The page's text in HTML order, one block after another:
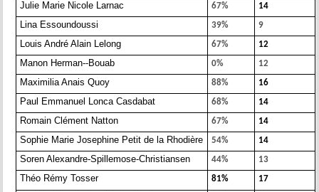
Julie Marie Nicole Larnac 67% 14
Lina Essoundoussi 39% 9
Louis André Alain Lelong 67% 12
Manon Herman--Bouab 0% 12
Maximilia Anais Quoy 88% 16
Paul Emmanuel Lonca Casdabat 68% 14
Romain Clément Natton 67% 14
Sophie Marie Josephine Petit de la Rhodière 54% 14
Soren Alexandre-Spillemose-Christiansen 44% 13
Théo Rémy Tosser 81% 17